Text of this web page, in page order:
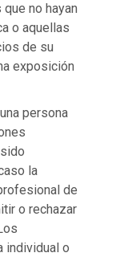
no hayan
o aquellas
de su
exposición
persona
la
de
o rechazar
individual o